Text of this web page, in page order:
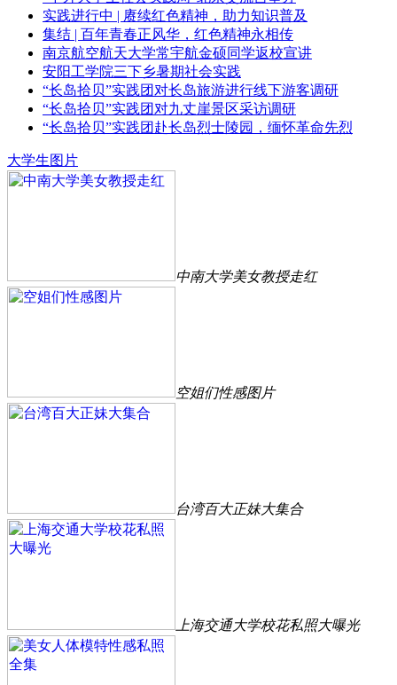
实践进行中 | 赓续红色精神，助力知识普及
集结 | 百年青春正风华，红色精神永相传
南京航空航天大学常宇航金硕同学返校宣讲
安阳工学院三下乡暑期社会实践
“长岛拾贝”实践团对长岛旅游进行线下游客调研
“长岛拾贝”实践团对九丈崖景区采访调研
“长岛拾贝”实践团赴长岛烈士陵园，缅怀革命先烈
大学生图片
中南大学美女教授走红
空姐们性感图片
台湾百大正妹大集合
上海交通大学校花私照大曝光